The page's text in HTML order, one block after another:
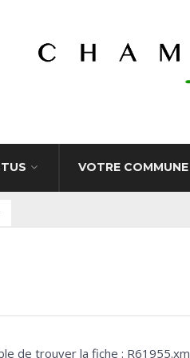
VOTRE COMMUNE
de trouver la fiche :